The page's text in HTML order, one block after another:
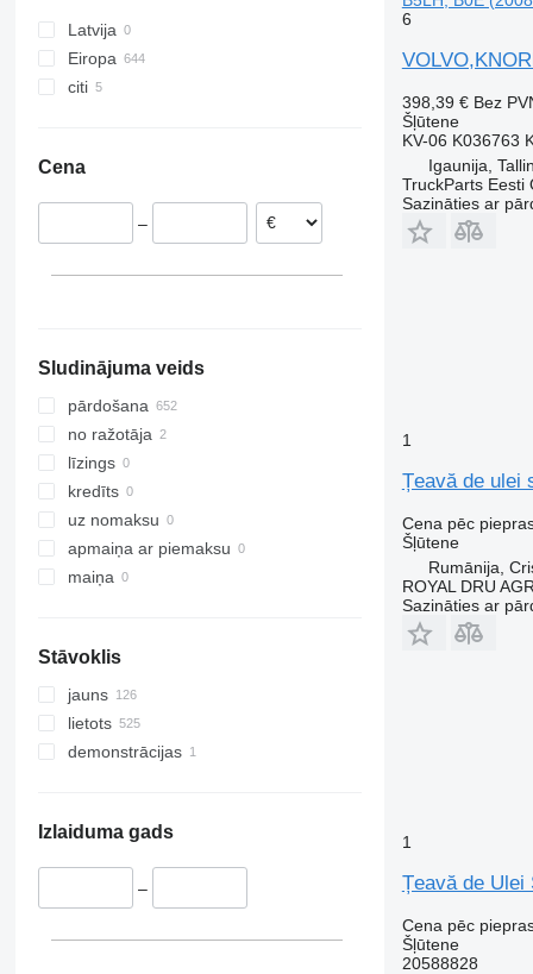
Latvija
Eiropa
Polija
Dānija
citi
Cena
–
Sludinājuma veids
pārdošana
no ražotāja
līzings
kredīts
uz nomaksu
apmaiņa ar piemaksu
maiņa
Stāvoklis
jauns
lietots
demonstrācijas
Izlaiduma gads
–
6
398,39 € Bez
Šļūtene
KV-06 K036763
Igaunija,
TruckParts Eesti
Sazināties ar
1
Țeavă de ulei
Cena pēc
Šļūtene
Rumānija,
ROYAL DRU
Sazināties ar
1
Țeavă de Ulei
Cena pēc
Šļūtene
20588828